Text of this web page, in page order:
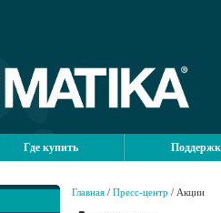
Где купить
Главная / Пресс-центр / Акции